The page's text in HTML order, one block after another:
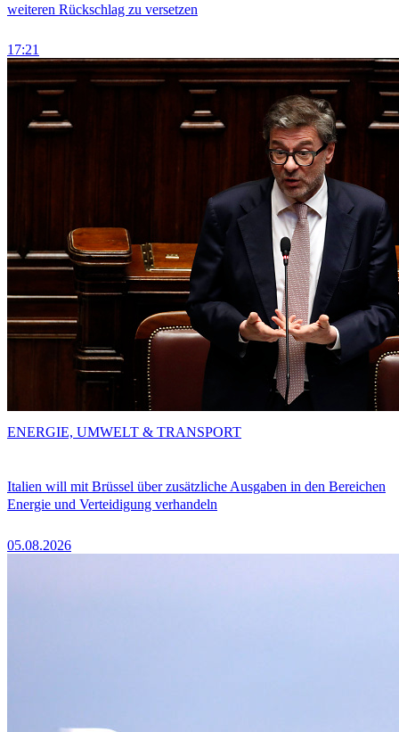
weiteren Rückschlag zu versetzen
17:21
Italien will mit Brüssel über zusätzliche Ausgaben in den Bereichen
Energie und Verteidigung verhandeln
05.08.2026
ENERGIE, UMWELT & TRANSPORT